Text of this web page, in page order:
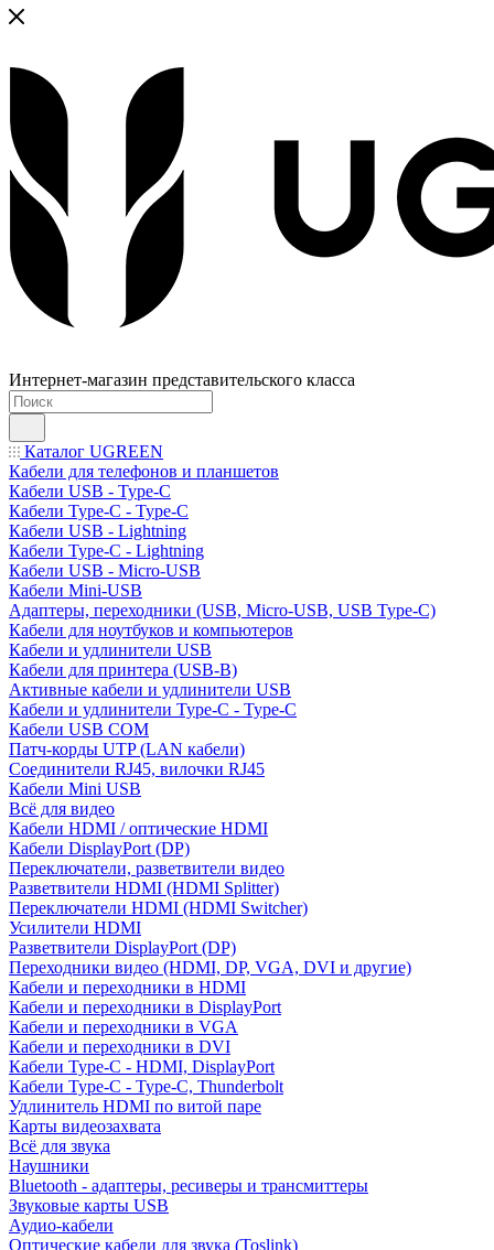
Интернет-магазин представительского класса
Каталог UGREEN
Кабели для телефонов и планшетов
Кабели USB - Type-C
Кабели Type-C - Type-C
Кабели USB - Lightning
Кабели Type-C - Lightning
Кабели USB - Micro-USB
Кабели Mini-USB
Адаптеры, переходники (USB, Micro-USB, USB Type-C)
Кабели для ноутбуков и компьютеров
Кабели и удлинители USB
Кабели для принтера (USB-B)
Активные кабели и удлинители USB
Кабели и удлинители Type-C - Type-C
Кабели USB COM
Патч-корды UTP (LAN кабели)
Соединители RJ45, вилочки RJ45
Кабели Mini USB
Всё для видео
Кабели HDMI / оптические HDMI
Кабели DisplayPort (DP)
Переключатели, разветвители видео
Разветвители HDMI (HDMI Splitter)
Переключатели HDMI (HDMI Switcher)
Усилители HDMI
Разветвители DisplayPort (DP)
Переходники видео (HDMI, DP, VGA, DVI и другие)
Кабели и переходники в HDMI
Кабели и переходники в DisplayPort
Кабели и переходники в VGA
Кабели и переходники в DVI
Кабели Type-C - HDMI, DisplayPort
Кабели Type-C - Type-C, Thunderbolt
Удлинитель HDMI по витой паре
Карты видеозахвата
Всё для звука
Наушники
Bluetooth - адаптеры, ресиверы и трансмиттеры
Звуковые карты USB
Аудио-кабели
Оптические кабели для звука (Toslink)